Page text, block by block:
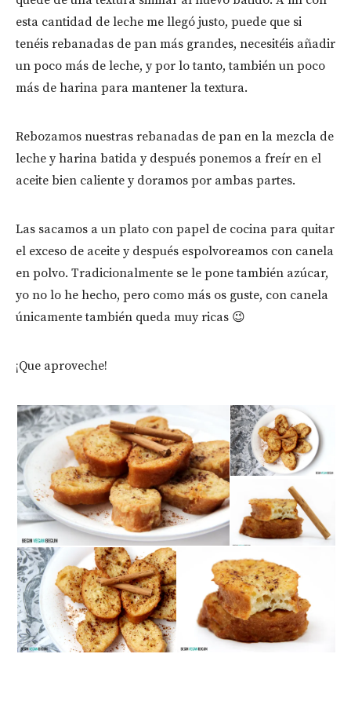
esta cantidad de leche me llegó justo, puede que si
tenéis rebanadas de pan más grandes, necesitéis añadir
un poco más de leche, y por lo tanto, también un poco
más de harina para mantener la textura.
Rebozamos nuestras rebanadas de pan en la mezcla de
leche y harina batida y después ponemos a freír en el
aceite bien caliente y doramos por ambas partes.
Las sacamos a un plato con papel de cocina para quitar
el exceso de aceite y después espolvoreamos con canela
en polvo. Tradicionalmente se le pone también azúcar,
yo no lo he hecho, pero como más os guste, con canela
únicamente también queda muy ricas 😉
¡Que aproveche!